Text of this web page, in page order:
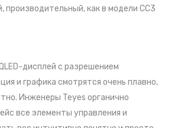
производительный, как в модели CC3
дисплей с разрешением
и графика смотрятся очень плавно,
Инженеры Teyes органично
все элементы управления и